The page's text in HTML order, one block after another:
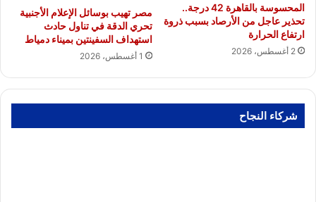
المحسوسة بالقاهرة 42 درجة..
تحذير عاجل من الأرصاد بسبب ذروة
ارتفاع الحرارة
2 أغسطس، 2026
مصر تهيب بوسائل الإعلام الأجنبية
تحري الدقة في تناول حادث
استهداف السفينتين بميناء دمياط
1 أغسطس، 2026
شركاء النجاح